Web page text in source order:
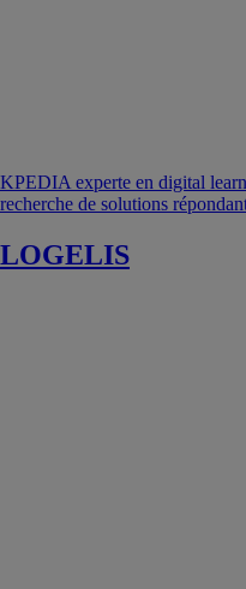
KPEDIA experte en digital
recherche de solutions
LOGELIS